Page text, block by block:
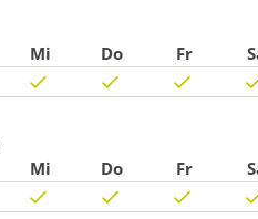
Mi Do Fr
Mi Do Fr